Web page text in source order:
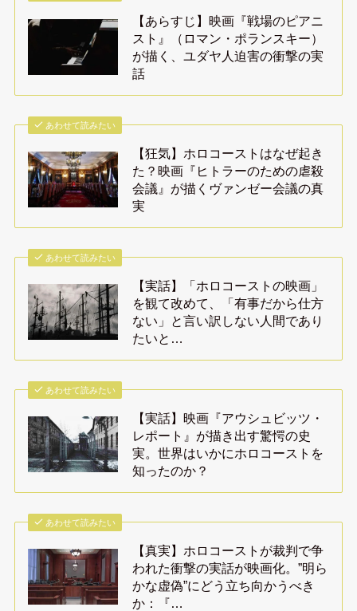
【あらすじ】映画『戦場のピアニ
スト』（ロマン・ポランスキー）
が描く、ユダヤ人迫害の衝撃の実
話
あわせて読みたい
【狂気】ホロコーストはなぜ起き
た？映画『ヒトラーのための虐殺
会議』が描くヴァンゼー会議の真
実
あわせて読みたい
【実話】「ホロコーストの映画」
を観て改めて、「有事だから仕方
ない」と言い訳しない人間であり
たいと…
あわせて読みたい
【実話】映画『アウシュビッツ・
レポート』が描き出す驚愕の史
実。世界はいかにホロコーストを
知ったのか？
あわせて読みたい
【真実】ホロコーストが裁判で争
われた衝撃の実話が映画化。”明ら
かな虚偽”にどう立ち向かうべき
か：『…